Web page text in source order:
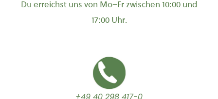
Du erreichst uns von Mo–Fr zwischen 10:00 und
17:00 Uhr.